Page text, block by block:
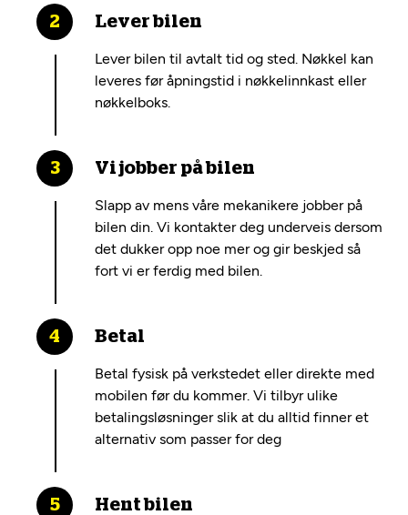
Lever bilen
Lever bilen til avtalt tid og sted. Nøkkel kan
leveres før åpningstid i nøkkelinnkast eller
nøkkelboks.
Vi jobber på bilen
Slapp av mens våre mekanikere jobber på
bilen din. Vi kontakter deg underveis dersom
det dukker opp noe mer og gir beskjed så
fort vi er ferdig med bilen.
Betal
Betal fysisk på verkstedet eller direkte med
mobilen før du kommer. Vi tilbyr ulike
betalingsløsninger slik at du alltid finner et
alternativ som passer for deg
Hent bilen